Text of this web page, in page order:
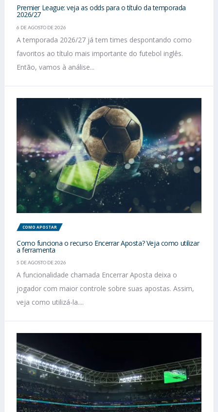
Premier League: veja as odds para o título da temporada
2026/27
6 DE AGOSTO DE 2026
A temporada 2026/27 já tem times despontando como
favoritos ao título mais importante do futebol inglês.
Então, vamos à análise...
COMO APOSTAR
Como funciona o recurso Encerrar Aposta? Veja como utilizar
a ferramenta
5 DE AGOSTO DE 2026
A funcionalidade chamada Encerrar Aposta deixa o
jogador com maior controle sobre suas apostas. Assim,
veja como utilizá-la....